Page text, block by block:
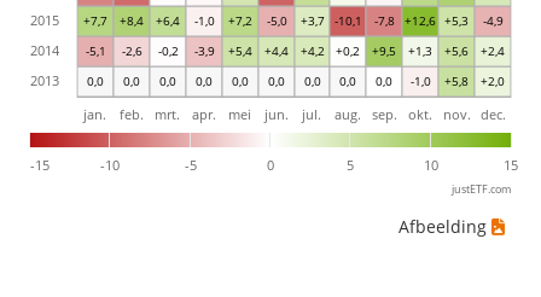
0,0 0,0 0,0 0,0 0,0 0,0 0,0 0,0 0,0 -1,0 +5,8 +2,0
-5,1 -2,6 -0,2 -3,9 +5,4 +4,4 +4,2 +0,2 +9,5 +1,3 +5,6 +2,4
+7,7 +8,4 +6,4 -1,0 +7,2 -5,0 +3,7 -10,1 -7,8 +12,6 +5,3 -4,9
-15 -10 -5 0 5 10 15
jan. feb. mrt. apr. mei jun. jul. aug. sep. okt. nov. dec.
2013
2014
2015
justETF.com
Afbeelding